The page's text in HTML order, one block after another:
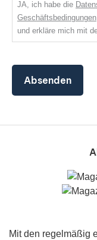
JA, ich habe die
Geschäftsbedingungen
und erkläre mich mit
Mit den regelmäßig